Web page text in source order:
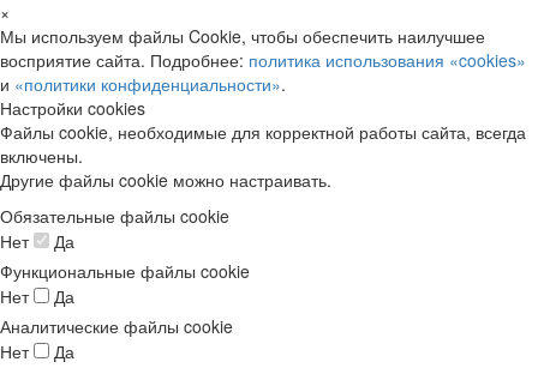
×
Мы используем файлы Cookie, чтобы обеспечить наилучшее
восприятие сайта. Подробнее: политика использования «cookies»
и «политики конфиденциальности».
Настройки cookies
Файлы cookie, необходимые для корректной работы сайта, всегда
включены.
Другие файлы cookie можно настраивать.
Обязательные файлы cookie
Нет
Да
Функциональные файлы cookie
Нет
Да
Аналитические файлы cookie
Нет
Да